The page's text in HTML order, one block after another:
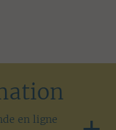
en ligne